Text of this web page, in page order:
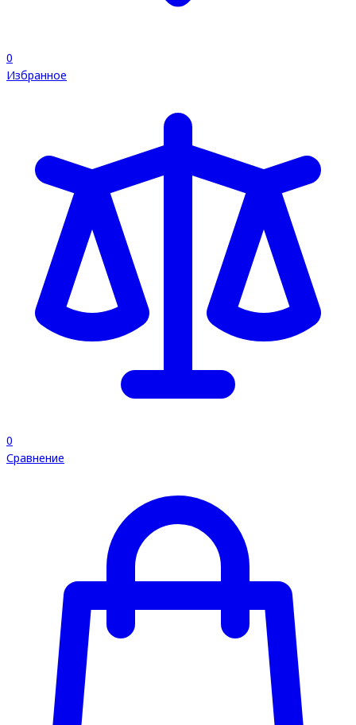
0
Избранное
0
Сравнение